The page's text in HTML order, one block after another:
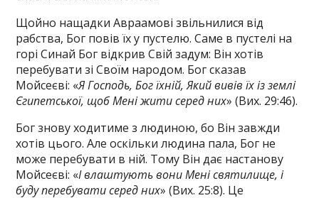
Щойно нащадки Авраамові звільнилися від
рабства, Бог повів їх у пустелю. Саме в пустелі на
горі Синай Бог відкрив Свій задум: Він хотів
перебувати зі Своїм народом. Бог сказав
Мойсеєві: «Я Господь, Бог їхній, Який вивів їх із землі
Єгипетської, щоб Мені жити серед них» (Вих. 29:46).
Бог знову ходитиме з людиною, бо Він завжди
хотів цього. Але оскільки людина пала, Бог не
може перебувати в ній. Тому Він дає настанову
Мойсеєві: «І влаштують вони Мені святилище, і
буду перебувати серед них» (Вих. 25:8). Це